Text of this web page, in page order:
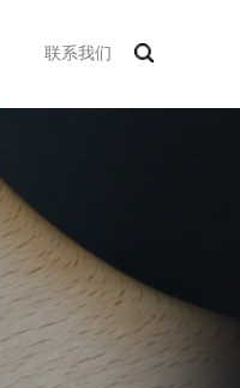
联系我们